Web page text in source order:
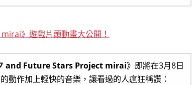
》遊戲片頭動畫大公開！
and Future Stars Project mirai》即將在3月8日
動作加上輕快的音樂，讓看過的人瘋狂稱讚：